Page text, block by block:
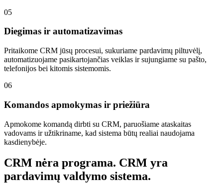
05
Diegimas ir automatizavimas
Pritaikome CRM jūsų procesui, sukuriame pardavimų piltuvėlį,
automatizuojame pasikartojančias veiklas ir sujungiame su pašto,
telefonijos bei kitomis sistemomis.
06
Komandos apmokymas ir priežiūra
Apmokome komandą dirbti su CRM, paruošiame ataskaitas
vadovams ir užtikriname, kad sistema būtų realiai naudojama
kasdienybėje.
CRM nėra programa. CRM yra
pardavimų valdymo sistema.